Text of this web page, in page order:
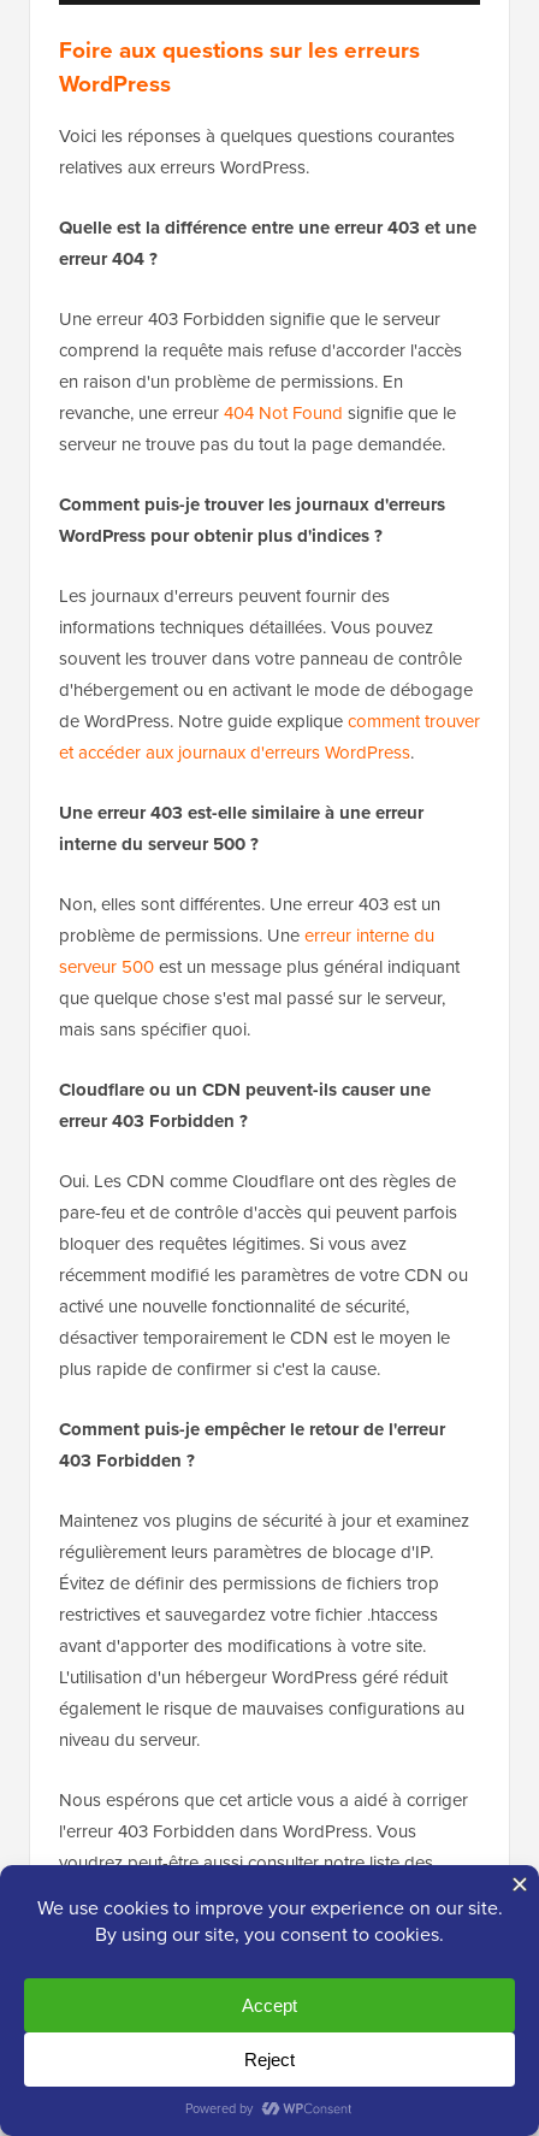
Foire aux questions sur les erreurs
WordPress
Voici les réponses à quelques questions courantes
relatives aux erreurs WordPress.
Quelle est la différence entre une erreur 403 et une
erreur 404 ?
Une erreur 403 Forbidden signifie que le serveur
comprend la requête mais refuse d'accorder l'accès
en raison d'un problème de permissions. En
revanche, une erreur404 Not Found signifie que le
serveur ne trouve pas du tout la page demandée.
Comment puis-je trouver les journaux d'erreurs
WordPress pour obtenir plus d'indices ?
Les journaux d'erreurs peuvent fournir des
informations techniques détaillées. Vous pouvez
souvent les trouver dans votre panneau de contrôle
d'hébergement ou en activant le mode de débogage
de WordPress. Notre guide expliquecomment trouver
et accéder aux journaux d'erreurs WordPress.
Une erreur 403 est-elle similaire à une erreur
interne du serveur 500 ?
Non, elles sont différentes. Une erreur 403 est un
problème de permissions. Uneerreur interne du
serveur 500est un message plus général indiquant
que quelque chose s'est mal passé sur le serveur,
mais sans spécifier quoi.
Cloudflare ou un CDN peuvent-ils causer une
erreur 403 Forbidden ?
Oui. Les CDN comme Cloudflare ont des règles de
pare-feu et de contrôle d'accès qui peuvent parfois
bloquer des requêtes légitimes. Si vous avez
récemment modifié les paramètres de votre CDN ou
activé une nouvelle fonctionnalité de sécurité,
désactiver temporairement le CDN est le moyen le
plus rapide de confirmer si c'est la cause.
Comment puis-je empêcher le retour de l'erreur
403 Forbidden ?
Maintenez vos plugins de sécurité à jour et examinez
régulièrement leurs paramètres de blocage d'IP.
Évitez de définir des permissions de fichiers trop
restrictives et sauvegardez votre fichier .htaccess
avant d'apporter des modifications à votre site.
L'utilisation d'un hébergeur WordPress géré réduit
également le risque de mauvaises configurations au
niveau du serveur.
Nous espérons que cet article vous a aidé à corriger
l'erreur 403 Forbidden dans WordPress. Vous
voudrez peut-être aussi consulter notre liste des
notre sélection d'experts desplugins WordPress
Si vous avez aimé cet article, abonnez-vous à
pour des tutoriels vidéo
WordPress. Vous pouvez également nous trouver
Facebook.